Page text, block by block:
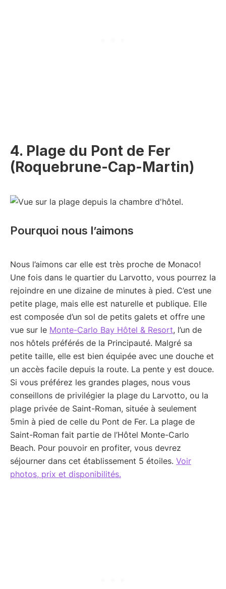
4. Plage du Pont de Fer
(Roquebrune-Cap-Martin)
Pourquoi nous l’aimons
Nous l’aimons car elle est très proche de Monaco!
Une fois dans le quartier du Larvotto, vous pourrez la
rejoindre en une dizaine de minutes à pied. C’est une
petite plage, mais elle est naturelle et publique. Elle
est composée d’un sol de petits galets et offre une
vue sur le Monte-Carlo Bay Hôtel & Resort, l’un de
nos hôtels préférés de la Principauté. Malgré sa
petite taille, elle est bien équipée avec une douche et
un accès facile depuis la route. La pente y est douce.
Si vous préférez les grandes plages, nous vous
conseillons de privilégier la plage du Larvotto, ou la
plage privée de Saint-Roman, située à seulement
5min à pied de celle du Pont de Fer. La plage de
Saint-Roman fait partie de l’Hôtel Monte-Carlo
Beach. Pour pouvoir en profiter, vous devrez
séjourner dans cet établissement 5 étoiles. Voir
photos, prix et disponibilités.